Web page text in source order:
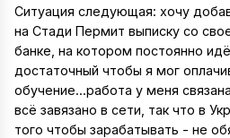
Ситуация следующая: хочу
на Стади Пермит выписку со
банке, на котором постоянно
достаточный чтобы я мог
обучение...работа у меня
всё завязано в сети, так что в
того чтобы зарабатывать - не